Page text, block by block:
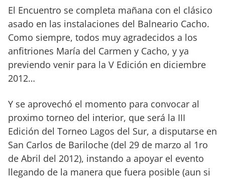
El Encuentro se completa mañana con el clásico
asado en las instalaciones del Balneario Cacho.
Como siempre, todos muy agradecidos a los
anfitriones María del Carmen y Cacho, y ya
previendo venir para la V Edición en diciembre
2012…
Y se aprovechó el momento para convocar al
proximo torneo del interior, que será la III
Edición del Torneo Lagos del Sur, a disputarse en
San Carlos de Bariloche (del 29 de marzo al 1ro
de Abril del 2012), instando a apoyar el evento
llegando de la manera que fuera posible (aun si